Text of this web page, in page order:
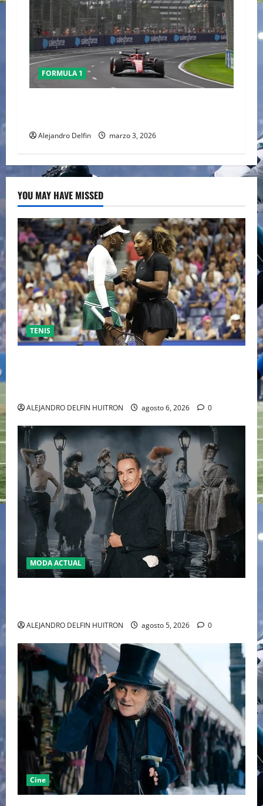
FORMULA 1
Alejandro Delfin marzo 3, 2026
YOU MAY HAVE MISSED
TENIS
ALEJANDRO DELFIN HUITRON agosto 6, 2026 0
MODA ACTUAL
ALEJANDRO DELFIN HUITRON agosto 5, 2026 0
Cine